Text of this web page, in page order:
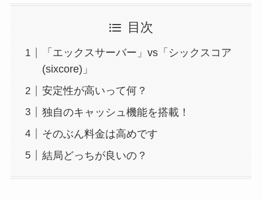
目次
「エックスサーバー」vs「シックスコア
(sixcore)」
安定性が高いって何？
独自のキャッシュ機能を搭載！
そのぶん料金は高めです
結局どっちが良いの？